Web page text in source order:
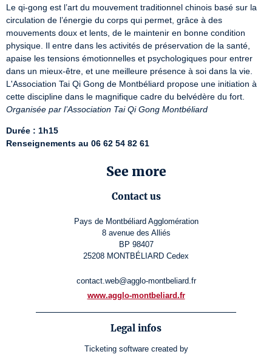
Le qi-gong est l’art du mouvement traditionnel chinois basé sur la
circulation de l’énergie du corps qui permet, grâce à des
mouvements doux et lents, de le maintenir en bonne condition
physique. Il entre dans les activités de préservation de la santé,
apaise les tensions émotionnelles et psychologiques pour entrer
dans un mieux-être, et une meilleure présence à soi dans la vie.
L'Association Tai Qi Gong de Montbéliard propose une initiation à
Organisée par l’Association Tai Qi Gong Montbéliard
Durée : 1h15
Renseignements au 06 62 54 82 61
See more
Contact us
Pays de Montbéliard Agglomération
8 avenue des Alliés
BP 98407
25208 MONTBÉLIARD Cedex
contact.web@agglo-montbeliard.fr
www.agglo-montbeliard.fr
Legal infos
Ticketing software created by